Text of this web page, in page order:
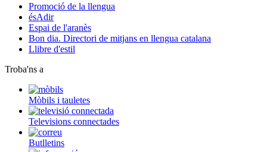
Promoció de la llengua
ésAdir
Espai de l'aranès
Bon dia. Directori de mitjans en llengua catalana
Llibre d'estil
Troba'ns a
Mòbils i tauletes
Televisions connectades
Butlletins